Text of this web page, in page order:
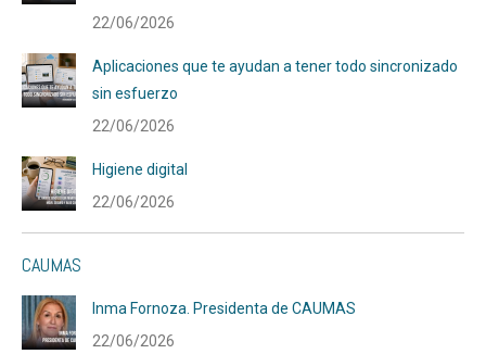
22/06/2026
Aplicaciones que te ayudan a tener todo sincronizado
sin esfuerzo
22/06/2026
Higiene digital
22/06/2026
CAUMAS
Inma Fornoza. Presidenta de CAUMAS
22/06/2026